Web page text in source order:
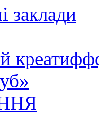
заклади